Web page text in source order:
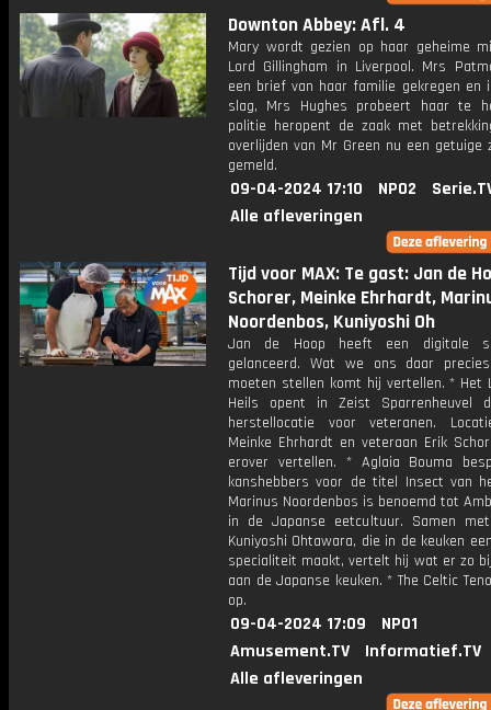
Downton Abbey: Afl. 4
Mary wordt gezien op haar geheime
Lord Gillingham in Liverpool. Mrs
een brief van haar familie gekregen en
slag, Mrs Hughes probeert haar te
politie heropent de zaak met
overlijden van Mr Green nu een getuige
gemeld.
09-04-2024 17:10 NPO2
Alle afleveringen
Tijd voor MAX: Te gast: Jan de
Schorer, Meinke Ehrhardt,
Noordenbos, Kuniyoshi Oh
Jan de Hoop heeft een digitale
gelanceerd. Wat we ons daar
moeten stellen komt hij vertellen. * Het
Heils opent in Zeist Sparrenheuvel
herstellocatie voor veteranen.
Meinke Ehrhardt en veteraan Erik
erover vertellen. * Aglaia Bouma
kanshebbers voor de titel Insect van
Marinus Noordenbos is benoemd tot
in de Japanse eetcultuur. Samen
Kuniyoshi Ohtawara, die in de keuken
specialiteit maakt, vertelt hij wat er zo
aan de Japanse keuken. * The Celtic
op.
09-04-2024 17:09
NPO1
Amusement.TV
Informatief.TV
Alle afleveringen